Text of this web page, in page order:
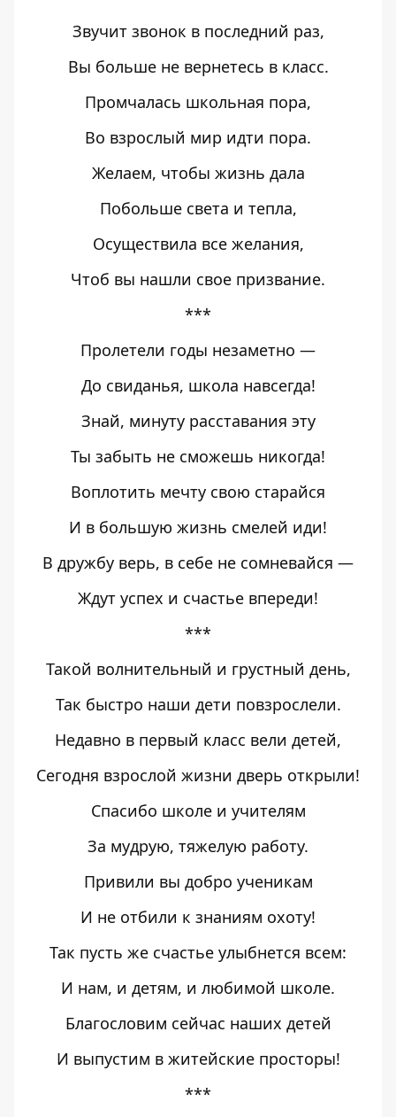
Звучит звонок в последний раз,
Вы больше не вернетесь в класс.
Промчалась школьная пора,
Во взрослый мир идти пора.
Желаем, чтобы жизнь дала
Побольше света и тепла,
Осуществила все желания,
Чтоб вы нашли свое призвание.
***
Пролетели годы незаметно —
До свиданья, школа навсегда!
Знай, минуту расставания эту
Ты забыть не сможешь никогда!
Воплотить мечту свою старайся
И в большую жизнь смелей иди!
В дружбу верь, в себе не сомневайся —
Ждут успех и счастье впереди!
***
Такой волнительный и грустный день,
Так быстро наши дети повзрослели.
Недавно в первый класс вели детей,
Сегодня взрослой жизни дверь открыли!
Спасибо школе и учителям
За мудрую, тяжелую работу.
Привили вы добро ученикам
И не отбили к знаниям охоту!
Так пусть же счастье улыбнется всем:
И нам, и детям, и любимой школе.
Благословим сейчас наших детей
И выпустим в житейские просторы!
***